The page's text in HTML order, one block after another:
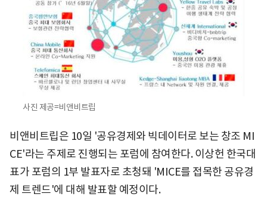
사진 제공=비앤비트립
비앤비트립은 10일 '공유경제와 빅데이터로 보는 창조 MI
CE'라는 주제로 진행되는 포럼에 참여한다. 이상헌 한국대
표가 포럼의 1부 발표자로 초청돼 'MICE를 접목한 공유경
제 트렌드'에 대해 발표할 예정이다.